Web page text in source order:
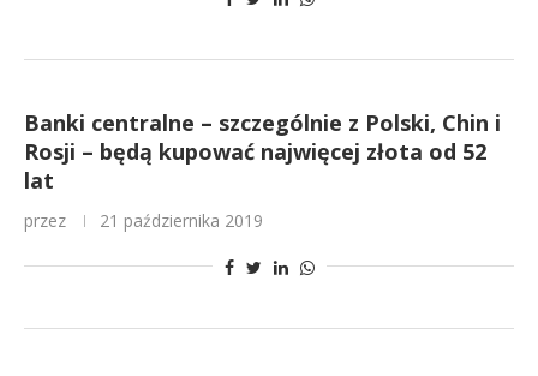
Banki centralne – szczególnie z Polski, Chin i
Rosji – będą kupować najwięcej złota od 52
lat
przez 21 października 2019